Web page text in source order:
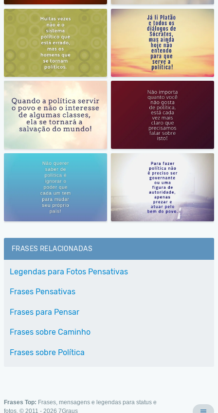
FRASES RELACIONADAS
Legendas para Fotos Pensativas
Frases Pensativas
Frases para Pensar
Frases sobre Caminho
Frases sobre Política
Frases Top: Frases, mensagens e legendas para status e
fotos. © 2011 - 2026 7Graus